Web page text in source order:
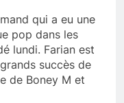
qui a eu une
pop dans les
lundi. Farian est
succès de
de Boney M et